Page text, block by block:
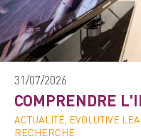
31/07/2026
COMPRENDRE
ACTUALITÉ, EVOLUTIVE
RECHERCHE